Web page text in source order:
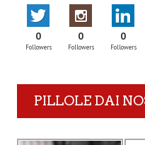
0
Followers
0
Followers
0
Followers
PILLOLE DAI